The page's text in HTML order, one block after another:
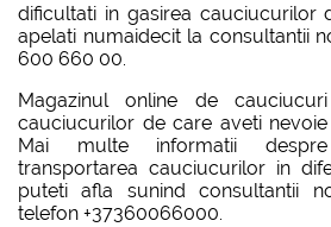
dificultati in gasirea cauciucurilor
apelati numaidecit la consultantii
600 660 00.
Magazinul online de
cauciucurilor de care aveti
Mai multe informatii
transportarea cauciucurilor in
puteti afla sunind consultantii
telefon +37360066000.